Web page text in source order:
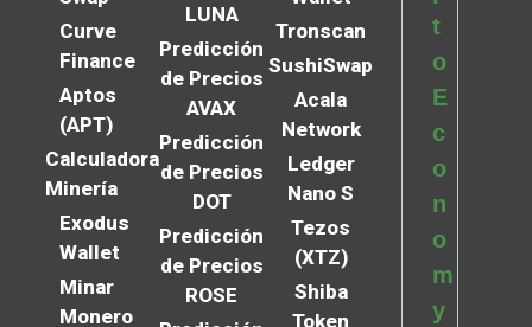
Curve
Finance
Aptos
(APT)
Calculadora
Minería
Exodus
Wallet
Minar
Monero
LUNA
Predicción
de Precios
AVAX
Predicción
de Precios
DOT
Predicción
de Precios
ROSE
Tronscan
SushiSwap
Acala
Network
Ledger
Nano S
Tezos
(XTZ)
Shiba
Token
t
o
E
c
o
n
o
m
y